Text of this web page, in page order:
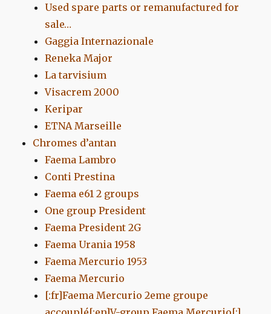
Used spare parts or remanufactured for
sale…
Gaggia Internazionale
Reneka Major
La tarvisium
Visacrem 2000
Keripar
ETNA Marseille
Chromes d’antan
Faema Lambro
Conti Prestina
Faema e61 2 groups
One group President
Faema President 2G
Faema Urania 1958
Faema Mercurio 1953
Faema Mercurio
[:fr]Faema Mercurio 2eme groupe